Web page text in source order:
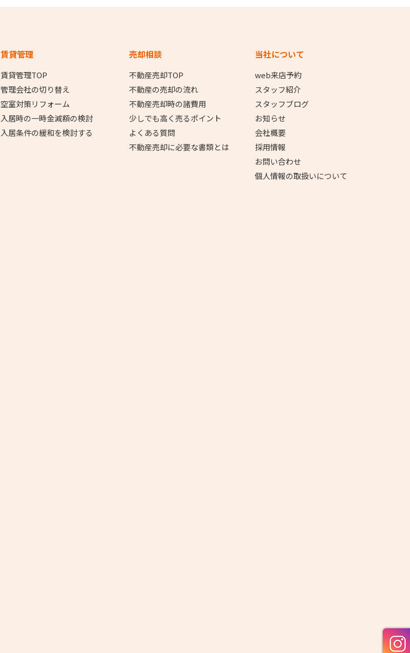
賃貸管理
賃貸管理TOP
管理会社の切り替え
空室対策リフォーム
入居時の一時金減額の検討
入居条件の緩和を検討する
売却相談
不動産売却TOP
不動産の売却の流れ
不動産売却時の諸費用
少しでも高く売るポイント
よくある質問
不動産売却に必要な書類とは
当社について
web来店予約
スタッフ紹介
スタッフブログ
お知らせ
会社概要
採用情報
お問い合わせ
個人情報の取扱いについて